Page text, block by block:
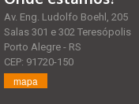
Av. Eng. Ludolfo Boehl, 205
Salas 301 e 302 Teresópolis
Porto Alegre - RS
CEP: 91720-150
mapa